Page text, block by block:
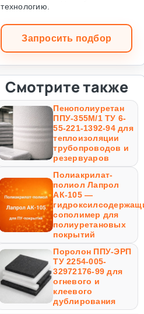
технологию.
Запросить подбор
Смотрите также
Пенополиуретан
ППУ-355М/1 ТУ 6-
55-221-1392-94 для
теплоизоляции
трубопроводов и
резервуаров
Полиакрилат-
полиол Лапрол
АК-105 —
сополимер для
полиуретановых
покрытий
Поролон ППУ-ЭРП
ТУ 2254-005-
32972176-99 для
огневого и
клеевого
дублирования